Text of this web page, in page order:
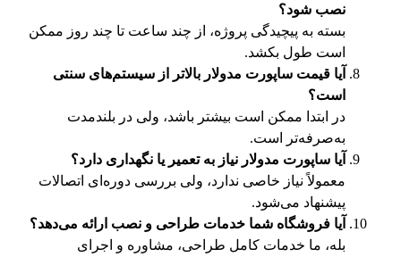
نصب شود؟
بسته به پیچیدگی پروژه، از چند ساعت تا چند روز ممکن
است طول بکشد.
آیا قیمت ساپورت مدولار بالاتر از سیستم‌های سنتی
است؟
در ابتدا ممکن است بیشتر باشد، ولی در بلندمدت
به‌صرفه‌تر است.
آیا ساپورت مدولار نیاز به تعمیر یا نگهداری دارد؟
معمولاً نیاز خاصی ندارد، ولی بررسی دوره‌ای اتصالات
پیشنهاد می‌شود.
آیا فروشگاه شما خدمات طراحی و نصب ارائه می‌دهد؟
بله، ما خدمات کامل طراحی، مشاوره و اجرای